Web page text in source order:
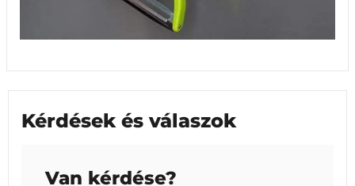
Kérdések és válaszok
Van kérdése?